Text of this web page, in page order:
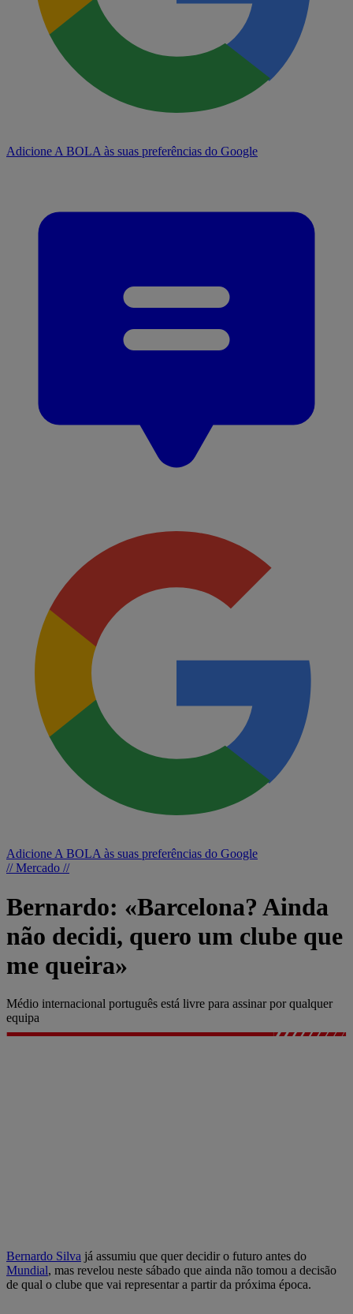
Adicione A BOLA às suas preferências do Google
Adicione A BOLA às suas preferências do Google
// Mercado //
Bernardo: «Barcelona? Ainda
não decidi, quero um clube que
me queira»
Médio internacional português está livre para assinar por qualquer
equipa
Bernardo Silva já assumiu que quer decidir o futuro antes do
Mundial, mas revelou neste sábado que ainda não tomou a decisão
de qual o clube que vai representar a partir da próxima época.